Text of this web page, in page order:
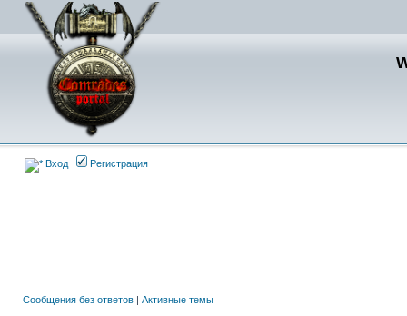
Вход Регистрация
Сообщения без ответов | Активные темы